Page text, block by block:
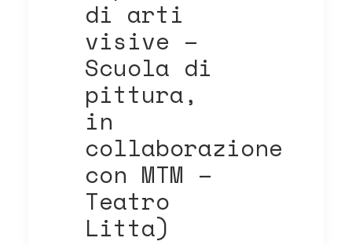
di arti
visive –
Scuola di
pittura,
in
collaborazione
con MTM –
Teatro
Litta)